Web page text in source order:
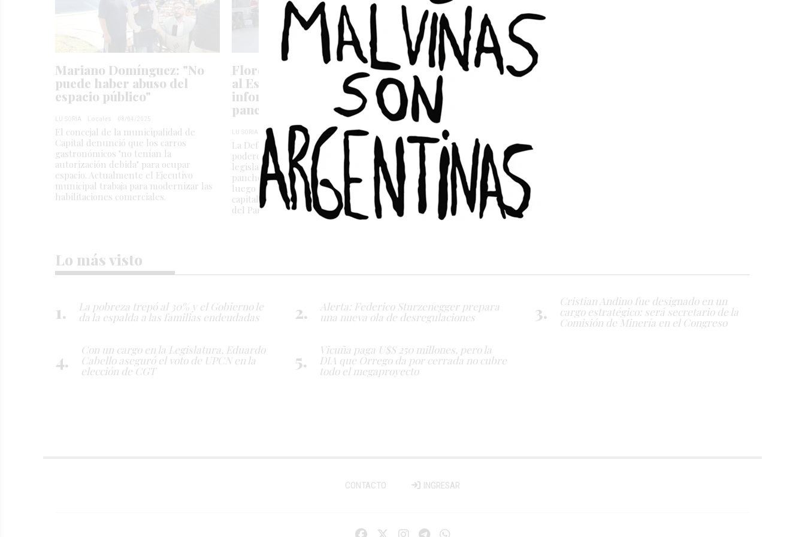
Mariano Domínguez: "No
puede haber abuso del
espacio público"
LU SORIA Locales 08/04/2025
El concejal de la municipalidad de
Capital denunció que los carros
gastronómicos "no tenían la
autorización debida" para ocupar
espacio. Actualmente el Ejecutivo
municipal trabaja para modernizar las
habilitaciones comerciales.
Florencia Peñaloza: Culpa
al Estado por la
informalidad de los
pancheros
LU SORIA Locales 08/04/2025
La Defensora del Pueblo culpó a "los
poderes del Estado" de la falta de "una
legislación" que regule a los carros de
panchos. Ayer se encontró con ellos
luego de que la municipalidad
capitalina les ordenara que se retiren
del Parque.
Lo más visto
La pobreza trepó al 30% y el Gobierno le
da la espalda a las familias endeudadas
Alerta: Federico Sturzenegger prepara
una nueva ola de desregulaciones
Cristian Andino fue designado en un
cargo estratégico: será secretario de la
Comisión de Minería en el Congreso
Con un cargo en la Legislatura, Eduardo
Cabello aseguró el voto de UPCN en la
elección de CGT
Vicuña paga U$S 250 millones, pero la
DIA que Orrego da por cerrada no cubre
todo el megaproyecto
CONTACTO INGRESAR